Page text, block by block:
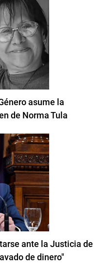
asume la
de Norma Tula
ante la Justicia de
de dinero"